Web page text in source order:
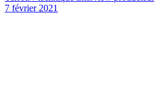
7 février 2021